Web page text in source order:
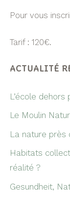
Pour vous
Tarif : 120€.
ACTUALITÉ
L’école
Le Moulin
La nature près
Habitats
réalité ?
Gesundheit,